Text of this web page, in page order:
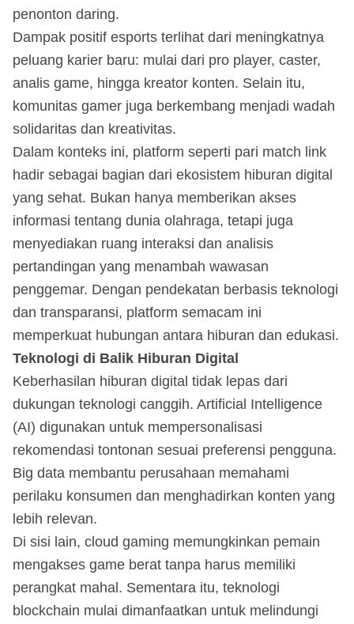
penonton daring.
Dampak positif esports terlihat dari meningkatnya
peluang karier baru: mulai dari pro player, caster,
analis game, hingga kreator konten. Selain itu,
komunitas gamer juga berkembang menjadi wadah
solidaritas dan kreativitas.
Dalam konteks ini, platform seperti pari match link
hadir sebagai bagian dari ekosistem hiburan digital
yang sehat. Bukan hanya memberikan akses
informasi tentang dunia olahraga, tetapi juga
menyediakan ruang interaksi dan analisis
pertandingan yang menambah wawasan
penggemar. Dengan pendekatan berbasis teknologi
dan transparansi, platform semacam ini
memperkuat hubungan antara hiburan dan edukasi.
Teknologi di Balik Hiburan Digital
Keberhasilan hiburan digital tidak lepas dari
dukungan teknologi canggih. Artificial Intelligence
(AI) digunakan untuk mempersonalisasi
rekomendasi tontonan sesuai preferensi pengguna.
Big data membantu perusahaan memahami
perilaku konsumen dan menghadirkan konten yang
lebih relevan.
Di sisi lain, cloud gaming memungkinkan pemain
mengakses game berat tanpa harus memiliki
perangkat mahal. Sementara itu, teknologi
blockchain mulai dimanfaatkan untuk melindungi